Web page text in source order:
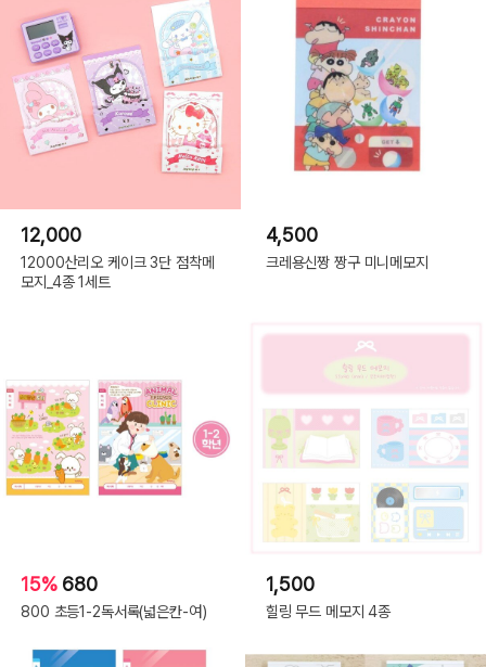
12,000
12000산리오 케이크 3단 점착메
모지_4종 1세트
4,500
크레용신짱 짱구 미니메모지
15% 680
800 초등1-2독서록(넓은칸-여)
1,500
힐링 무드 메모지 4종